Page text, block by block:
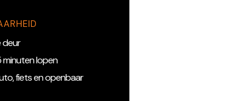
deur
minuten lopen
fiets en openbaar